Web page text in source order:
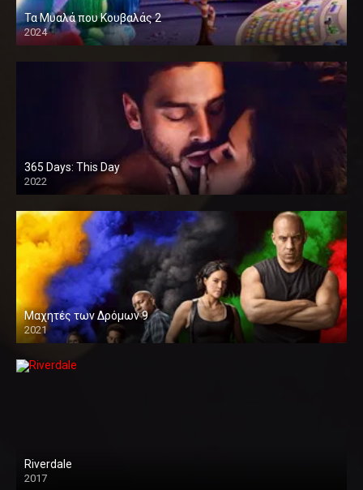
Τα Μυαλά που Κουβαλάς 2
2024
365 Days: This Day
2022
Μαχητές των Δρόμων 9
2021
Riverdale
2017